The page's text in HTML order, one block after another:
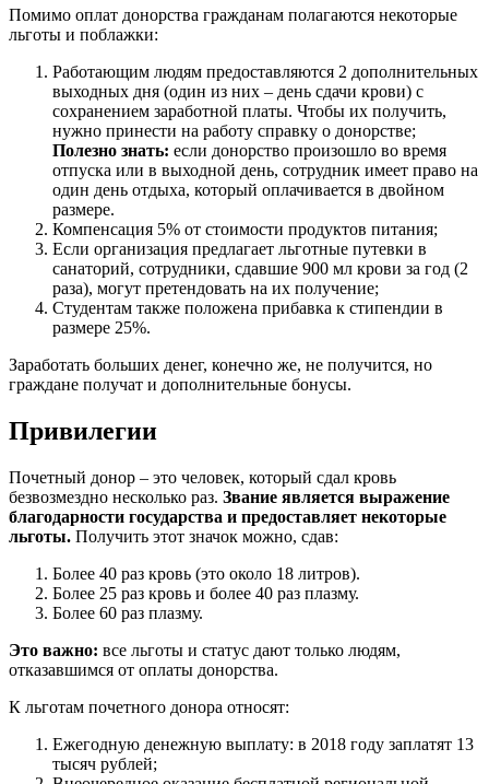
Помимо оплат донорства гражданам полагаются некоторые
льготы и поблажки:
Работающим людям предоставляются 2 дополнительных
выходных дня (один из них – день сдачи крови) с
сохранением заработной платы. Чтобы их получить,
нужно принести на работу справку о донорстве;
Полезно знать: если донорство произошло во время
отпуска или в выходной день, сотрудник имеет право на
один день отдыха, который оплачивается в двойном
размере.
Компенсация 5% от стоимости продуктов питания;
Если организация предлагает льготные путевки в
санаторий, сотрудники, сдавшие 900 мл крови за год (2
раза), могут претендовать на их получение;
Студентам также положена прибавка к стипендии в
размере 25%.
Заработать больших денег, конечно же, не получится, но
граждане получат и дополнительные бонусы.
Привилегии
Почетный донор – это человек, который сдал кровь
безвозмездно несколько раз. Звание является выражение
благодарности государства и предоставляет некоторые
льготы. Получить этот значок можно, сдав:
Более 40 раз кровь (это около 18 литров).
Более 25 раз кровь и более 40 раз плазму.
Более 60 раз плазму.
Это важно: все льготы и статус дают только людям,
отказавшимся от оплаты донорства.
К льготам почетного донора относят:
Ежегодную денежную выплату: в 2018 году заплатят 13
тысяч рублей;